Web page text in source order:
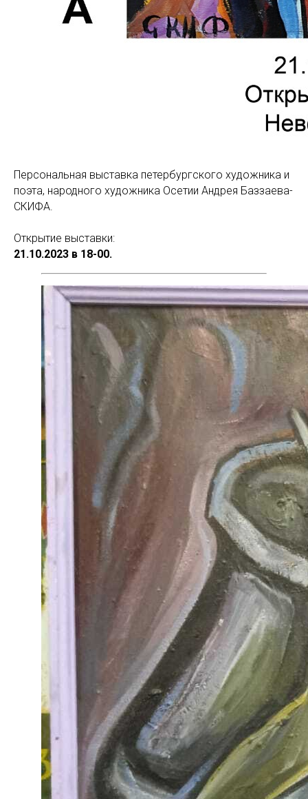
Персональная выставка петербургского художника и
поэта, народного художника Осетии Андрея Баззаева-
СКИФА.
Открытие выставки:
21.10.2023 в 18-00.